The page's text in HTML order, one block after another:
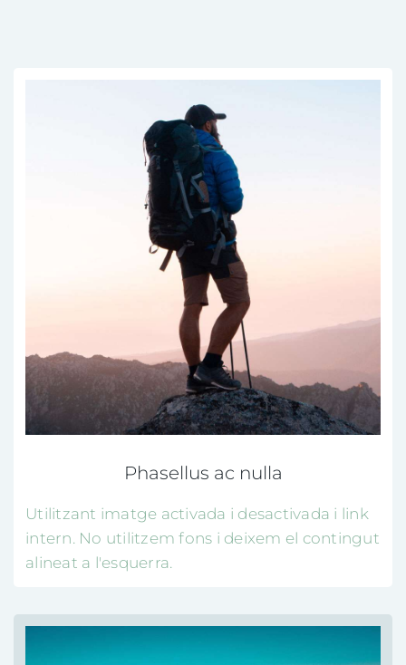
Phasellus ac nulla
Utilitzant imatge activada i desactivada i link
intern. No utilitzem fons i deixem el contingut
alineat a l'esquerra.